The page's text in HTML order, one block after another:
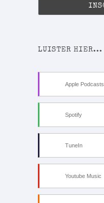
LUISTER HIER...
Apple Podcasts
Spotify
TuneIn
Youtube Music